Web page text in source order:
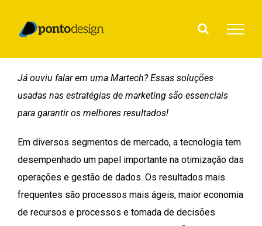
conteúdo
Já ouviu falar em uma Martech? Essas soluções
usadas nas estratégias de marketing são essenciais
para garantir os melhores resultados!
Em diversos segmentos de mercado, a tecnologia tem
desempenhado um papel importante na otimização das
operações e gestão de dados. Os resultados mais
frequentes são processos mais ágeis, maior economia
de recursos e processos e tomada de decisões